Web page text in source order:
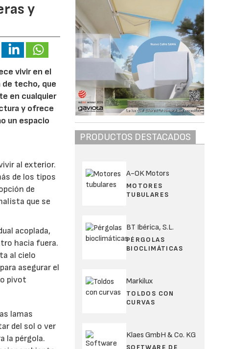
y
vivir en el
de techo, que
en cualquier
y ofrece
un espacio
al exterior.
de los tipos
de
que se
acoplada,
hacia fuera.
al cielo
asegurar el
pivot
lamas
del sol o ver
la pérgola.
PRODUCTOS DESTACADOS
A-OK Motors
MOTORES
TUBULARES
BT Ibérica, S.L.
PÉRGOLAS
BIOCLIMÁTICAS
Markilux
TOLDOS CON
CURVAS
Klaes GmbH & Co. KG
SOFTWARE DE